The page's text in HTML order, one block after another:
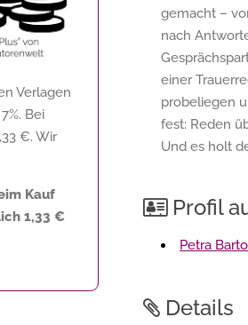
Verlagen
Bei
€. Wir
Kauf
1,33 €
gemacht –
nach
einer
probeliegen
fest: Reden
Und es holt
Profil
Petra
Details